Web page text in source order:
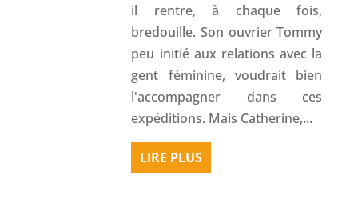
il rentre, à chaque fois,
bredouille. Son ouvrier Tommy
peu initié aux relations avec la
gent féminine, voudrait bien
l'accompagner dans ces
expéditions. Mais Catherine,...
LIRE PLUS